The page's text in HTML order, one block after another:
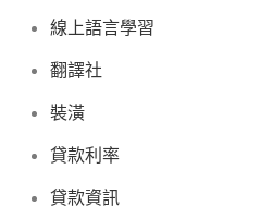
線上語言學習
翻譯社
裝潢
貸款利率
貸款資訊